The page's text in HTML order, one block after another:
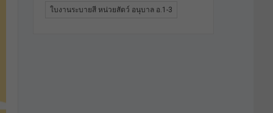
ใบงานระบายสี หน่วยสัตว์ อนุบาล อ.1-3